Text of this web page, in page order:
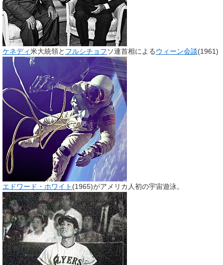
ケネディ米大統領と フルシチョフソ連首相によるウィーン会談(1961)
エドワード・ホワイト (1965)がアメリカ人初の宇宙遊泳。